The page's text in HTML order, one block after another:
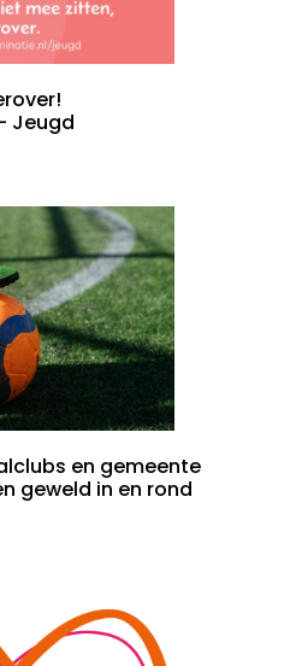
Jeugd
en gemeente
geweld in en rond